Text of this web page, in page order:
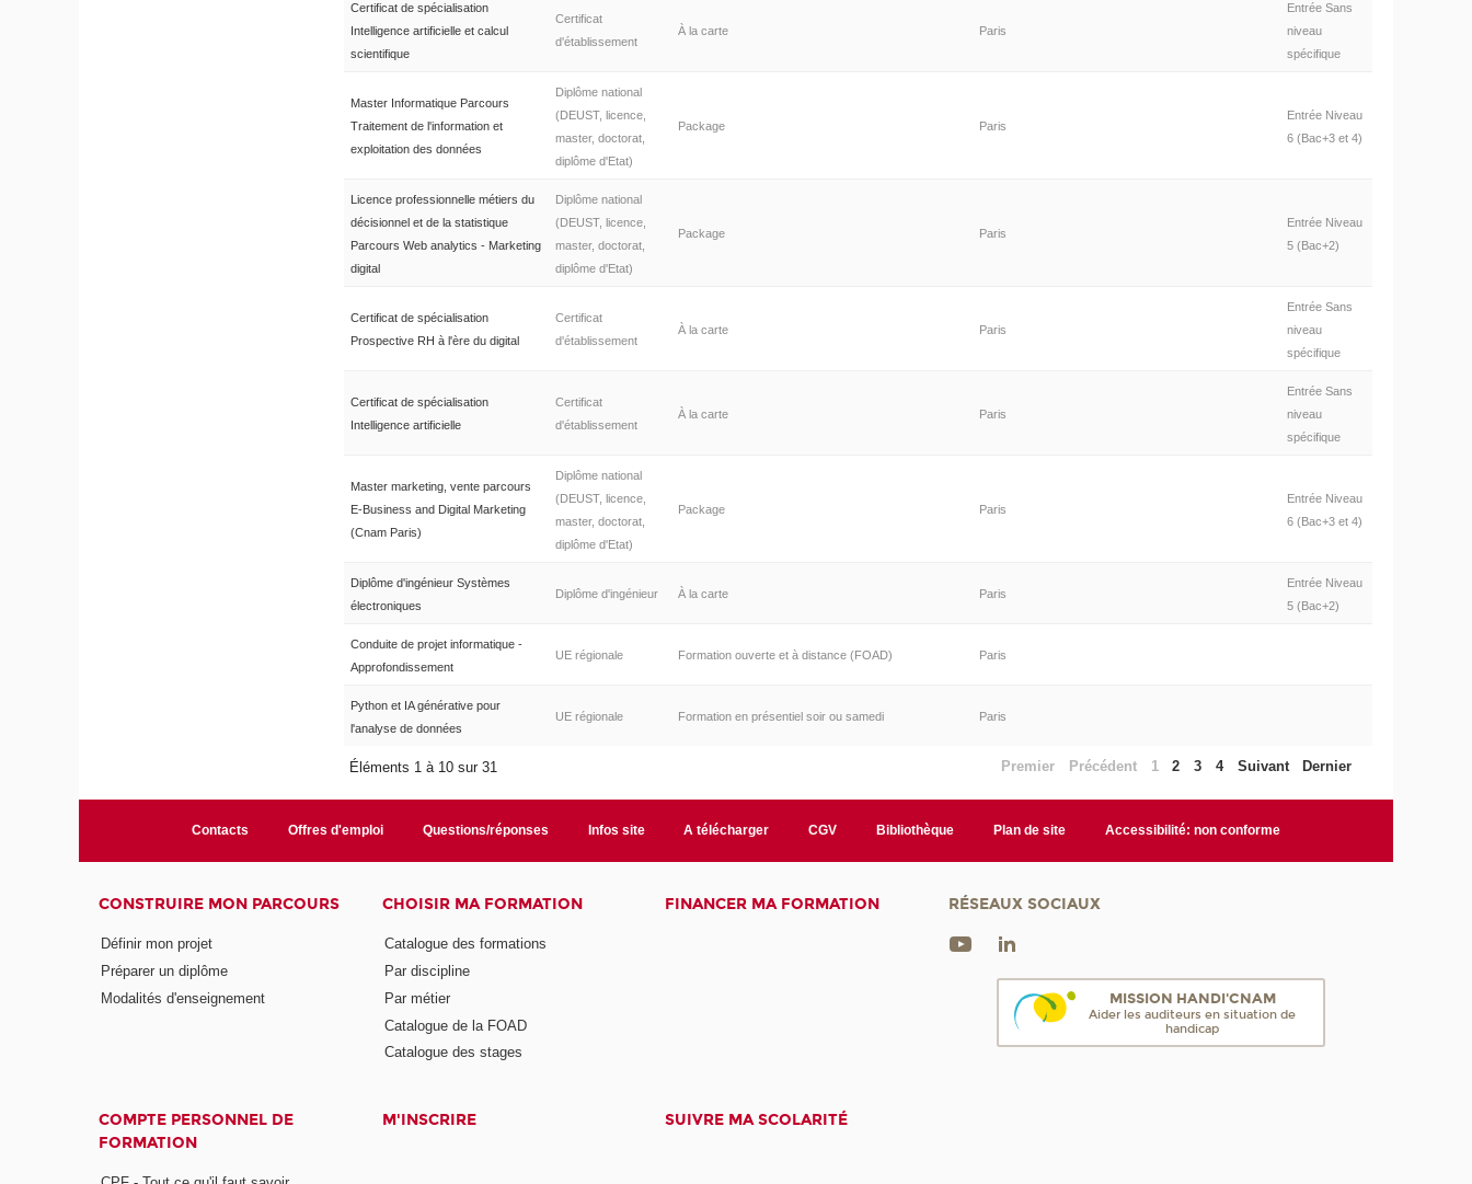
Certificat de spécialisation
Intelligence artificielle et calcul
scientifique
Certificat
d'établissement
À la carte Paris
Entrée Sans
niveau
spécifique
Master Informatique Parcours
Traitement de l'information et
exploitation des données
Diplôme national
(DEUST, licence,
master, doctorat,
diplôme d'Etat)
Package Paris
Entrée Niveau
6 (Bac+3 et 4)
Licence professionnelle métiers du
décisionnel et de la statistique
Parcours Web analytics - Marketing
digital
Diplôme national
(DEUST, licence,
master, doctorat,
diplôme d'Etat)
Package Paris
Entrée Niveau
5 (Bac+2)
Certificat de spécialisation
Prospective RH à l'ère du digital
Certificat
d'établissement
À la carte Paris
Entrée Sans
niveau
spécifique
Certificat de spécialisation
Intelligence artificielle
Certificat
d'établissement
À la carte Paris
Entrée Sans
niveau
spécifique
Master marketing, vente parcours
E-Business and Digital Marketing
(Cnam Paris)
Diplôme national
(DEUST, licence,
master, doctorat,
diplôme d'Etat)
Package Paris
Entrée Niveau
6 (Bac+3 et 4)
Diplôme d'ingénieur Systèmes
électroniques
Diplôme d'ingénieur À la carte Paris
Entrée Niveau
5 (Bac+2)
Conduite de projet informatique -
Approfondissement
UE régionale Formation ouverte et à distance (FOAD) Paris
Python et IA générative pour
l'analyse de données
UE régionale Formation en présentiel soir ou samedi Paris
Éléments 1 à 10 sur 31 Premier Précédent 1 2 3 4 Suivant Dernier
Contacts Offres d'emploi Questions/réponses Infos site A télécharger CGV Bibliothèque Plan de site Accessibilité: non conforme
CONSTRUIRE MON PARCOURS
Définir mon projet
Préparer un diplôme
Modalités d'enseignement
CHOISIR MA FORMATION
Catalogue des formations
Par discipline
Par métier
Catalogue de la FOAD
Catalogue des stages
FINANCER MA FORMATION
COMPTE PERSONNEL DE
FORMATION
M'INSCRIRE SUIVRE MA SCOLARITÉ
RÉSEAUX SOCIAUX
MISSION HANDI'CNAM
Aider les auditeurs en situation de
handicap